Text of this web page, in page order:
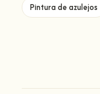
Pintura de azulejos